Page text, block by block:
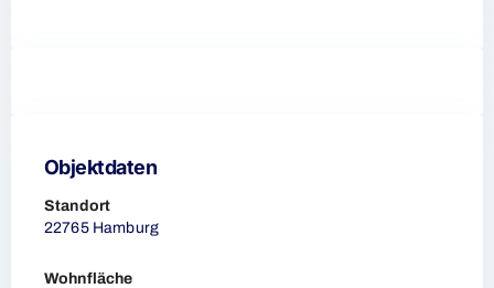
Objektdaten
Standort
22765 Hamburg
Wohnfläche